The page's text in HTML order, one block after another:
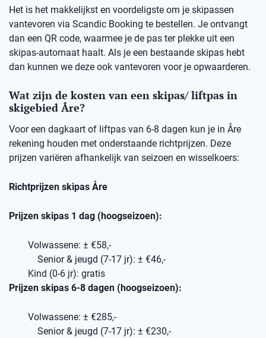
Het is het makkelijkst en voordeligste om je skipassen
vantevoren via Scandic Booking te bestellen. Je ontvangt
dan een QR code, waarmee je de pas ter plekke uit een
skipas-automaat haalt. Als je een bestaande skipas hebt
dan kunnen we deze ook vantevoren voor je opwaarderen.
Wat zijn de kosten van een skipas/ liftpas in
skigebied Åre?
Voor een dagkaart of liftpas van 6-8 dagen kun je in Åre
rekening houden met onderstaande richtprijzen. Deze
prijzen variëren afhankelijk van seizoen en wisselkoers:
Richtprijzen skipas Åre
Prijzen skipas 1 dag (hoogseizoen):
Volwassene: ± €58,-
Senior & jeugd (7-17 jr): ± €46,-
Kind (0-6 jr): gratis
Prijzen skipas 6-8 dagen (hoogseizoen):
Volwassene: ± €285,-
Senior & jeugd (7-17 jr): ± €230,-